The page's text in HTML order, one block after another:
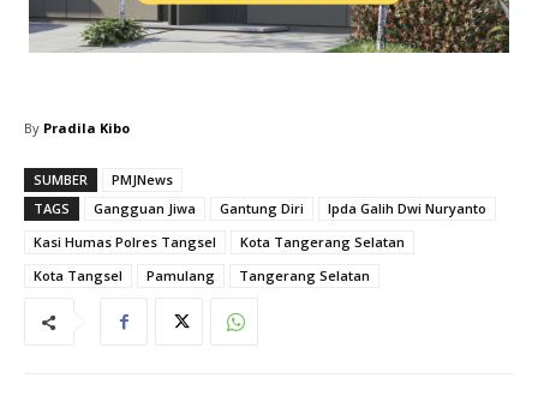
By Pradila Kibo
SUMBER
PMJNews
TAGS
Gangguan Jiwa Gantung Diri
Ipda Galih Dwi Nuryanto
Kasi Humas Polres Tangsel
Kota Tangerang Selatan
Kota Tangsel
Pamulang Tangerang Selatan